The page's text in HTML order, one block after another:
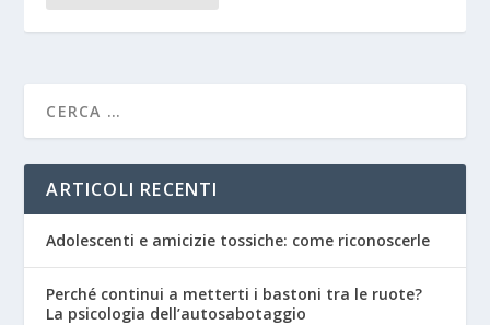
ARTICOLI RECENTI
Adolescenti e amicizie tossiche: come riconoscerle
Perché continui a metterti i bastoni tra le ruote?
La psicologia dell’autosabotaggio